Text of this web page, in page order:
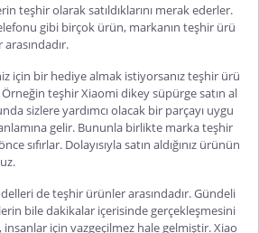
teşhir olarak satıldıklarını merak ederler.
gibi birçok ürün, markanın teşhir ürü
için bir hediye almak istiyorsanız teşhir ürü
teşhirXiaomi dikey süpürgesatın al
sizlere yardımcı olacak bir parçayı uygu
gelir. Bununla birlikte marka teşhir
sıfırlar. Dolayısıyla satın aldığınız ürünün
de teşhir ürünler arasındadır. Gündeli
bile dakikalar içerisinde gerçekleşmesini
insanlar için vazgeçilmez hale gelmiştir. Xiao